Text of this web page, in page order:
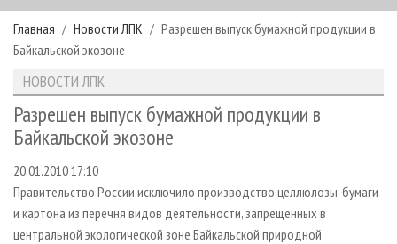
РУБРИКИ И ТЕМЫ
РУБРИКИ ЖУРНАЛА
ЛЕСОЗАГОТОВКА
ЛЕСОПИЛЕНИЕ
СУШКА ДРЕВЕСИНЫ
ПРОИЗВОДСТВО ДРЕВЕСНЫХ ПЛИТ
НОВОСТИ
НОВОСТИ ЛПК
НОВОСТИ ЖУРНАЛА
ПРОЕКТЫ ЛПИ
АНАЛИТИКА
ПРЕДПРИЯТИЯ ЛПК
ПЕРСОНЫ
МОБИЛЬНЫЕ ВЫСТАВКИ
АРХИВ ЖУРНАЛОВ
О ЖУРНАЛЕ
ПОДПИСКА
КОНТАКТЫ
РЕКЛАМОДАТЕЛЯМ
РЕКЛАМА
РЕКЛАМА НА САЙТЕ
Главная Новости ЛПК
Разрешен выпуск бумажной продукции в
Байкальской экозоне
НОВОСТИ ЛПК
Разрешен выпуск бумажной продукции в
Байкальской экозоне
20.01.2010 17:10
Правительство России исключило производство целлюлозы, бумаги
и картона из перечня видов деятельности, запрещенных в
центральной экологической зоне Байкальской природной